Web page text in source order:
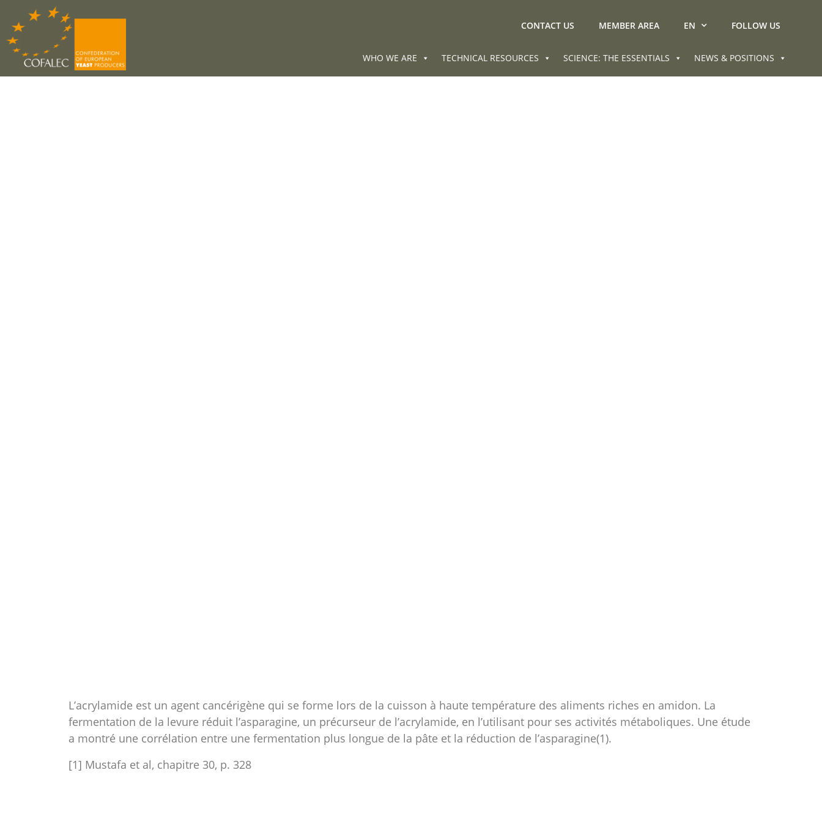
CONTACT US MEMBER AREA EN FOLLOW US
WHO WE ARE TECHNICAL RESOURCES SCIENCE: THE ESSENTIALS NEWS & POSITIONS
L’acrylamide est un agent cancérigène qui se forme lors de la cuisson à haute température des aliments riches en amidon. La
fermentation de la levure réduit l’asparagine, un précurseur de l’acrylamide, en l’utilisant pour ses activités métaboliques. Une étude
a montré une corrélation entre une fermentation plus longue de la pâte et la réduction de l’asparagine(1).
[1] Mustafa et al, chapitre 30, p. 328